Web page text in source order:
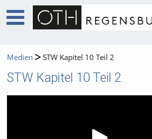
Medien STW Kapitel 10 Teil 2
STW Kapitel 10 Teil 2